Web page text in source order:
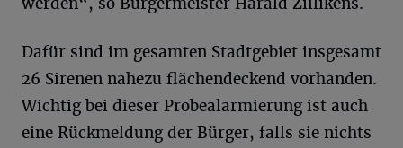
Dafür sind im gesamten Stadtgebiet insgesamt
26 Sirenen nahezu flächendeckend vorhanden.
Wichtig bei dieser Probealarmierung ist auch
eine Rückmeldung der Bürger, falls sie nichts